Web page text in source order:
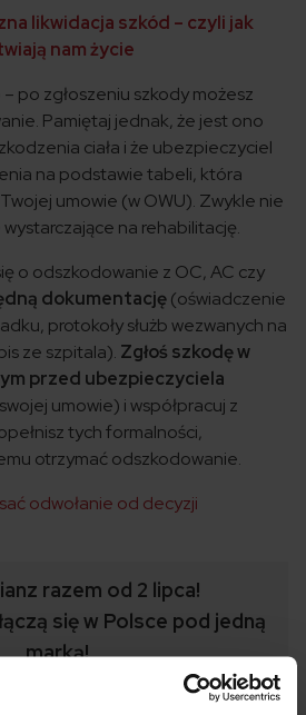
likwidacja szkód – czyli jak
nam życie
– po zgłoszeniu szkody możesz
Pamiętaj jednak, że jest ono
ciała i że ubezpieczyciel
na podstawie tabeli, która
umowie (w OWU). Zwykle nie
na rehabilitację.
o odszkodowanie z OC, AC czy
dokumentację(oświadczenie
protokoły służb wezwanych na
ze szpitala). Zgłoś szkodę w
przed ubezpieczyciela
umowie) i współpracuj z
tych formalności,
otrzymać odszkodowanie.
odwołanie od decyzji
razem od 2 lipca!
się w Polsce pod jedną
marką!